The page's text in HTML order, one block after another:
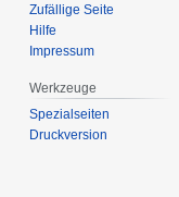
Zufällige Seite
Hilfe
Impressum
Werkzeuge
Spezialseiten
Druckversion